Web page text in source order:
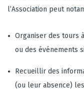
l’Association peut
Organiser des tours
ou des événements
Recueillir des
(ou leur absence)